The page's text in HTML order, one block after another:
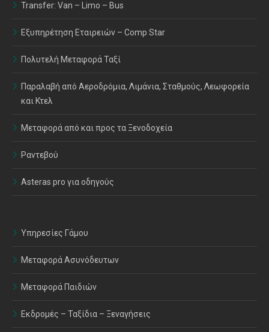
Transfer: Van – Limo – Bus
Εξυπηρέτηση Εταιρειών – Comp Star
Πολυτελή Μεταφορά Ταξί
Παραλαβή από Αεροδρόμια, Λιμάνια, Σταθμούς, Λεωφορεία
και Κτελ
Μεταφορά από και προς τα Ξενοδοχεία
Ραντεβού
Asteras pro για οδηγούς
Υπηρεσίες Γάμου
Μεταφορά Ασυνόδευτων
Μεταφορά Παιδιών
Εκδρομές – Ταξίδια – Ξεναγήσεις